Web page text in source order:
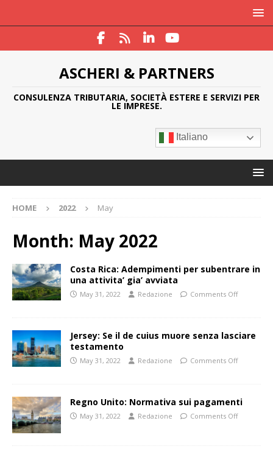
ASCHERI & PARTNERS
CONSULENZA TRIBUTARIA, SOCIETÀ ESTERE E SERVIZI PER
LE IMPRESE.
Italiano
HOME 2022 May
Month: May 2022
Costa Rica: Adempimenti per subentrare in
una attivita’ gia’ avviata
May 31, 2022 Redazione Comments Off
Jersey: Se il de cuius muore senza lasciare
testamento
May 31, 2022 Redazione Comments Off
Regno Unito: Normativa sui pagamenti
May 31, 2022 Redazione Comments Off